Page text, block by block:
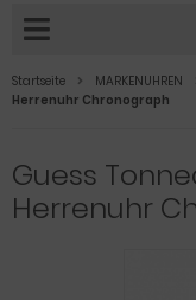
Startseite MARKENUHREN
Herrenuhr Chronograph
Guess
Herrenuhr